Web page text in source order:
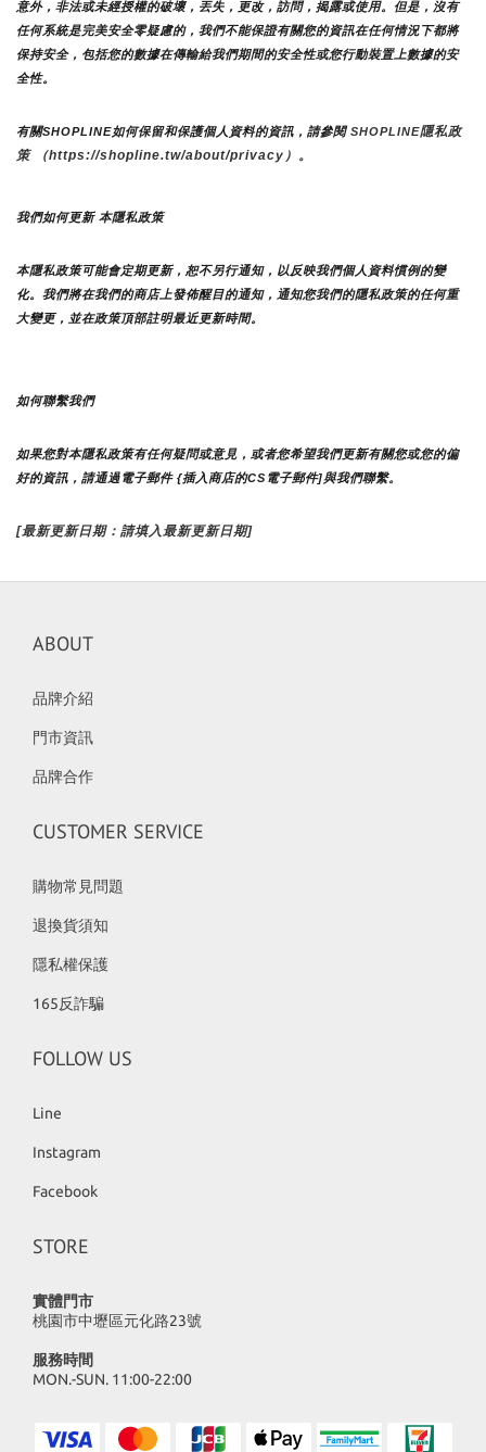
意外，非法或未經授權的破壞，丟失，更改，訪問，揭露或使用。但是，沒有
任何系統是完美安全零疑慮的，我們不能保證有關您的資訊在任何情況下都將
保持安全，包括您的數據在傳輸給我們期間的安全性或您行動裝置上數據的安
全性。
有關SHOPLINE如何保留和保護個人資料的資訊，請參閱 SHOPLINE隱私政
策 （https://shopline.tw/about/privacy）。
我們如何更新 本隱私政策
本隱私政策可能會定期更新，恕不另行通知，以反映我們個人資料慣例的變
化。我們將在我們的商店上發佈醒目的通知，通知您我們的隱私政策的任何重
大變更，並在政策頂部註明最近更新時間。
如何聯繫我們
如果您對本隱私政策有任何疑問或意見，或者您希望我們更新有關您或您的偏
好的資訊，請通過電子郵件 {插入商店的CS電子郵件]與我們聯繫。
[最新更新日期：請填入最新更新日期]
ABOUT
品牌介紹
門市資訊
品牌合作
CUSTOMER SERVICE
購物常見問題
退換貨須知
隱私權保護
165反詐騙
FOLLOW US
Line
Instagram
Facebook
STORE
實體門市
桃園市中壢區元化路23號
服務時間
MON.-SUN. 11:00-22:00